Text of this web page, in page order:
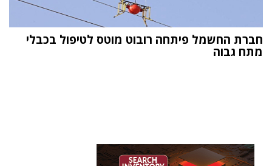
חברת החשמל פיתחה רובוט מוטס לטיפול בכבלי
מתח גבוה